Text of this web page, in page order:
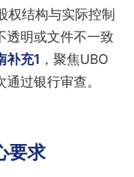
权结构与实际控制
透明或文件不一致
补充1 ，聚焦UBO
过银行审查。
要求